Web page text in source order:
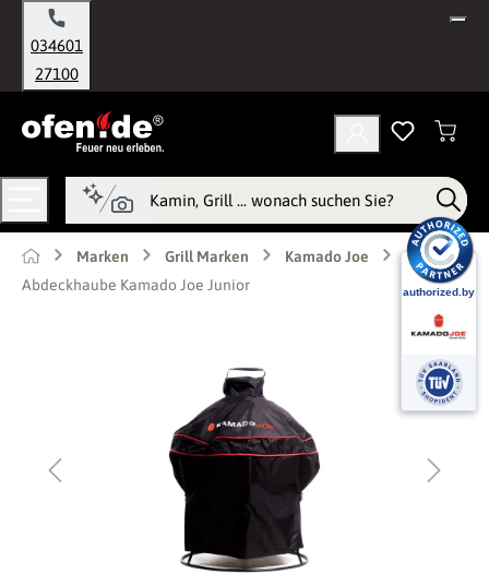
springen
034601
27100
Marken Grill Marken
Kamado Joe
Abdeckhaube Kamado Joe Junior